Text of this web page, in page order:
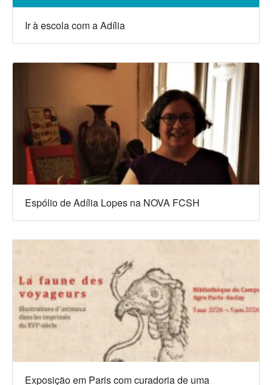
Ir à escola com a Adília
Espólio de Adília Lopes na NOVA FCSH
Exposição em Paris com curadoria de uma